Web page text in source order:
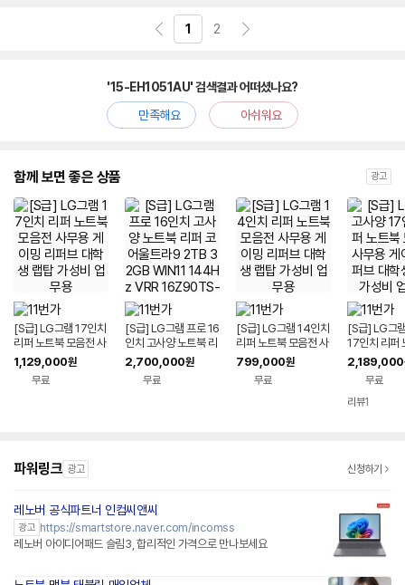
1 2
'15-EH1051AU' 검색결과 어떠셨나요?
만족해요
아쉬워요
함께 보면 좋은 상품 광고
[S급] LG그램 17인치
리퍼 노트북 모음전 사
무용 게이밍 리퍼브 대
학생 랩탑 가성비 업무
1,129,000원
무료
[S급] LG그램 프로 16
인치 고사양 노트북 리
퍼 코어울트라9 2TB
32GB WIN11 144H
z VRR 16Z90TS-G.
2,700,000원
무료
[S급] LG그램 14인치
리퍼 노트북 모음전 사
무용 게이밍 리퍼브 대
학생 랩탑 가성비 업무
799,000원
무료
[S급] LG그
17인치 리퍼
음전 사무용
퍼브 대학생
비 업무용
2,189,000
무료
리뷰1
파워링크 광고 신청하기
레노버 공식파트너 인컴씨앤씨
광고 https://smartstore.naver.com/incomss
레노버 아이디어패드 슬림3, 합리적인 가격으로 만나보세요